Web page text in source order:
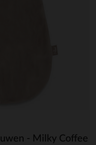
- Milky Coffee